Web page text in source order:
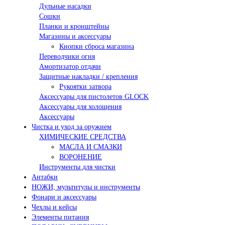
Дульные насадки
Сошки
Планки и кронштейны
Магазины и аксессуары
Кнопки сброса магазина
Переводчики огня
Амортизатор отдачи
Защитные накладки / крепления
Рукоятки затвора
Аксессуары для пистолетов GLOCK
Аксессуары для холощения
Аксессуары
Чистка и уход за оружием
ХИМИЧЕСКИЕ СРЕДСТВА
МАСЛА И СМАЗКИ
ВОРОНЕНИЕ
Инструменты для чистки
Антабки
НОЖИ, мультитулы и инструменты
Фонари и аксессуары
Чехлы и кейсы
Элементы питания